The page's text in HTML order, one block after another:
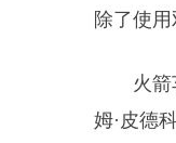
除了使
火
姆·皮德